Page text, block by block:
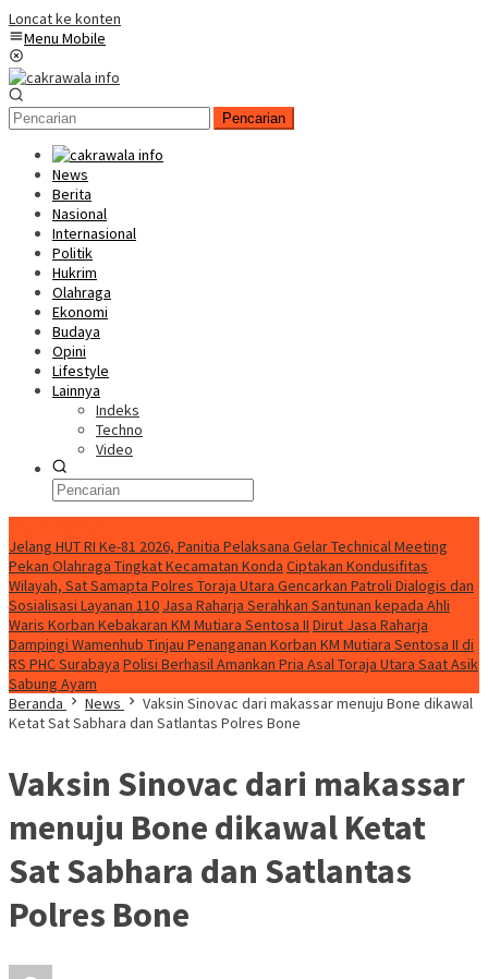
Loncat ke konten
Menu Mobile
Pencarian
News
Berita
Nasional
Internasional
Politik
Hukrim
Olahraga
Ekonomi
Budaya
Opini
Lifestyle
Lainnya
Indeks
Techno
Video
Jelang HUT RI Ke-81 2026, Panitia Pelaksana Gelar Technical Meeting
Pekan Olahraga Tingkat Kecamatan Konda Ciptakan Kondusifitas
Wilayah, Sat Samapta Polres Toraja Utara Gencarkan Patroli Dialogis dan
Sosialisasi Layanan 110 Jasa Raharja Serahkan Santunan kepada Ahli
Waris Korban Kebakaran KM Mutiara Sentosa II Dirut Jasa Raharja
Dampingi Wamenhub Tinjau Penanganan Korban KM Mutiara Sentosa II di
RS PHC Surabaya Polisi Berhasil Amankan Pria Asal Toraja Utara Saat Asik
Sabung Ayam
Beranda
News
Vaksin Sinovac dari makassar menuju Bone dikawal
Ketat Sat Sabhara dan Satlantas Polres Bone
Vaksin Sinovac dari makassar
menuju Bone dikawal Ketat
Sat Sabhara dan Satlantas
Polres Bone